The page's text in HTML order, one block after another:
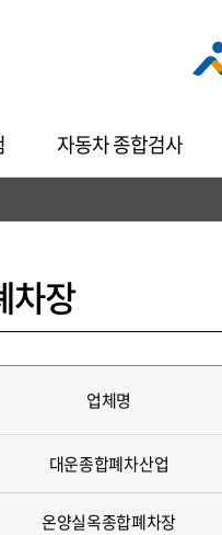
자동차 종합검사
차장
업체명
대운종합폐차산업
온양실옥종합폐차장